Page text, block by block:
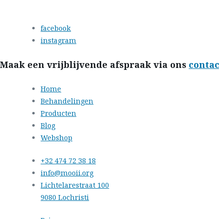
facebook
instagram
Maak een vrijblijvende afspraak via ons
Home
Behandelingen
Producten
Blog
Webshop
+32 474 72 38 18
info@mooii.org
Lichtelarestraat 100
9080 Lochristi